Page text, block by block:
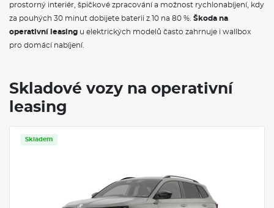
USB-C u vnitřního zpětného zrcátka
Osvětlení prostoru pro nohy vpředu a vzadu
Dekorativní obložení palubní desky Piano Black a dveří Linear
Světla na čtení vpředu 2x
automatickým stmíváním u řidiče
Stěrač zadního okna s ostřikovačem
Parkovací senzory vpředu a vzadu
Matrix-LED přední světlomety
Ostřikovače předních světlometů
Kontrola tlaku v pneumatikách
Sportovní multifunkční kožený vyhřívaný volant s pádly a
plaketkou Sportline
Přední sedadlo, ruční nastavení výšky
prostorný interiér, špičkové zpracování a možnost rychlonabíjení, kdy
za pouhých 30 minut dobijete baterii z 10 na 80 %. Škoda na
operativní leasing u elektrických modelů často zahrnuje i wallbox
pro domácí nabíjení.
Skladové vozy na operativní
leasing
Skladem